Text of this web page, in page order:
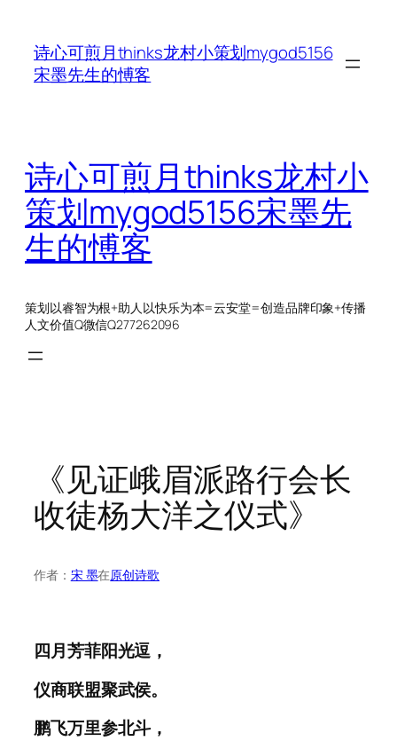
诗心可煎月thinks龙村小策划mygod5156
宋墨先生的愽客
诗心可煎月thinks龙村小
策划mygod5156宋墨先
生的愽客
策划以睿智为根+助人以快乐为本=云安堂=创造品牌印象+传播
人文价值Q微信Q277262096
《见证峨眉派路行会长
收徒杨大洋之仪式》
作者： 宋 墨在原创诗歌
四月芳菲阳光逗，
仪商联盟聚武侯。
鹏飞万里参北斗，